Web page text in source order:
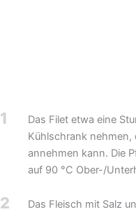
1
Das Filet etwa eine
Kühlschrank nehmen,
annehmen kann. Die
auf 90 °C Ober-/
2
Das Fleisch mit Salz